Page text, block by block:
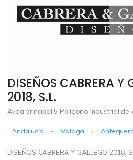
DISEÑOS CABRERA Y
2018, S.L.
Avda principal 5 Polígono Industrial de
Andalucía - Málaga -
DISEÑOS CABRERA Y GALLEGO 2018,